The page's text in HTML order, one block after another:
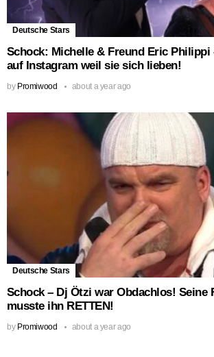
Deutsche Stars
Schock: Michelle & Freund Eric Philippi
auf Instagram weil sie sich lieben!
by Promiwood about a year ago
Deutsche Stars
Schock – Dj Ötzi war Obdachlos! Seine
musste ihn RETTEN!
by Promiwood about a year ago